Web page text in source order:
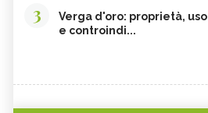
3
Verga d'oro: proprietà, uso
e controindi...